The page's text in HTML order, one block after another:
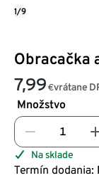
Obracačka
7,99 €vrátane
Množstvo
Na sklade
Termín dodania:
1/9